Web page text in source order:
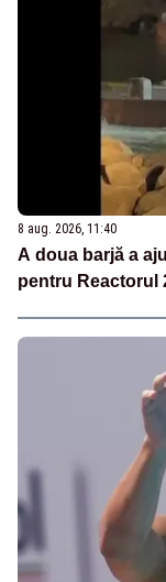
8 aug. 2026, 11:40
A doua barjă a
pentru Reactorul